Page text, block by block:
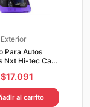
Para Autos
Nxt Hi-tec Car
El
precio
original
$17.091
precio
actual
al carrito